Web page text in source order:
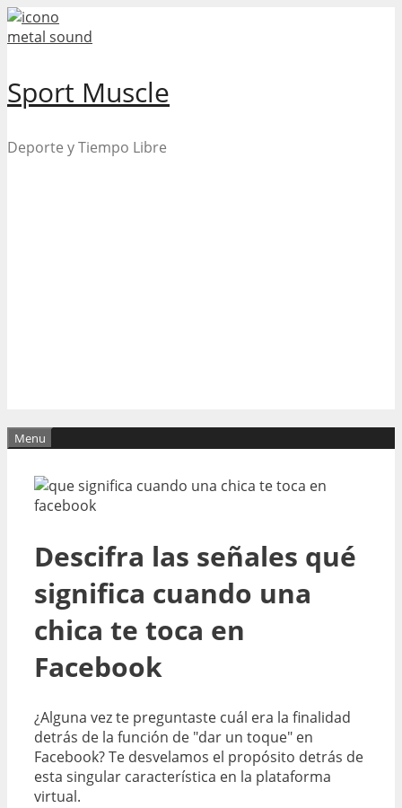
Skip
to
Sport Muscle
Deporte y Tiempo Libre
Menu
Descifra las señales qué
significa cuando una
chica te toca en
Facebook
¿Alguna vez te preguntaste cuál era la finalidad
detrás de la función de "dar un toque" en
Facebook? Te desvelamos el propósito detrás de
esta singular característica en la plataforma
virtual.